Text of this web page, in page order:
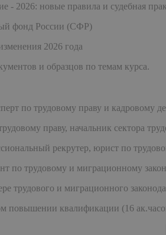
- 2026: новые правила и судебная
фонд России (СФР)
2026 года
и образцов по темам курса.
по трудовому праву и кадровому
праву, начальник сектора
рекрутер, юрист по
по трудовому и миграционному
трудового и миграционного
повышении квалификации (16